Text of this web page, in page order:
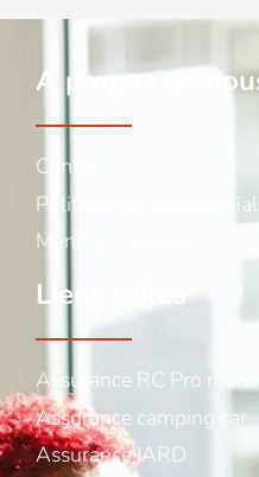
A propos de
Contact
Politique de
Mentions légales
Liens utiles
Assurance RC Pro
Assurance camping car
Assurance IARD